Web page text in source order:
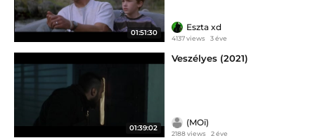
01:51:30
Eszta xd
4137 views 3 éve
01:39:02
Veszélyes (2021)
(MOi)
2188 views 2 éve